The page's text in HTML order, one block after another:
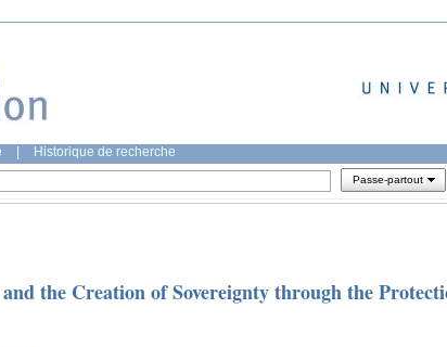
Historique de recherche
Passe-partout
and the Creation of Sovereignty through the